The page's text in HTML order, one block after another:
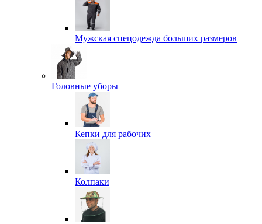
Мужская спецодежда больших размеров
Головные уборы
Кепки для рабочих
Колпаки